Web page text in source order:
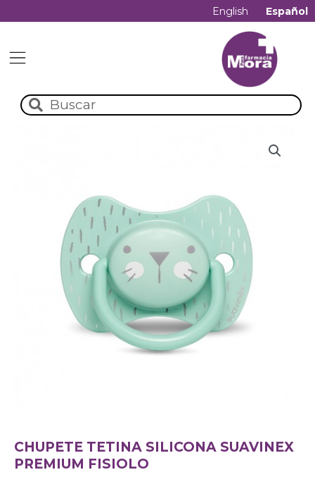
English Español
CHUPETE TETINA SILICONA SUAVINEX
PREMIUM FISIOLO